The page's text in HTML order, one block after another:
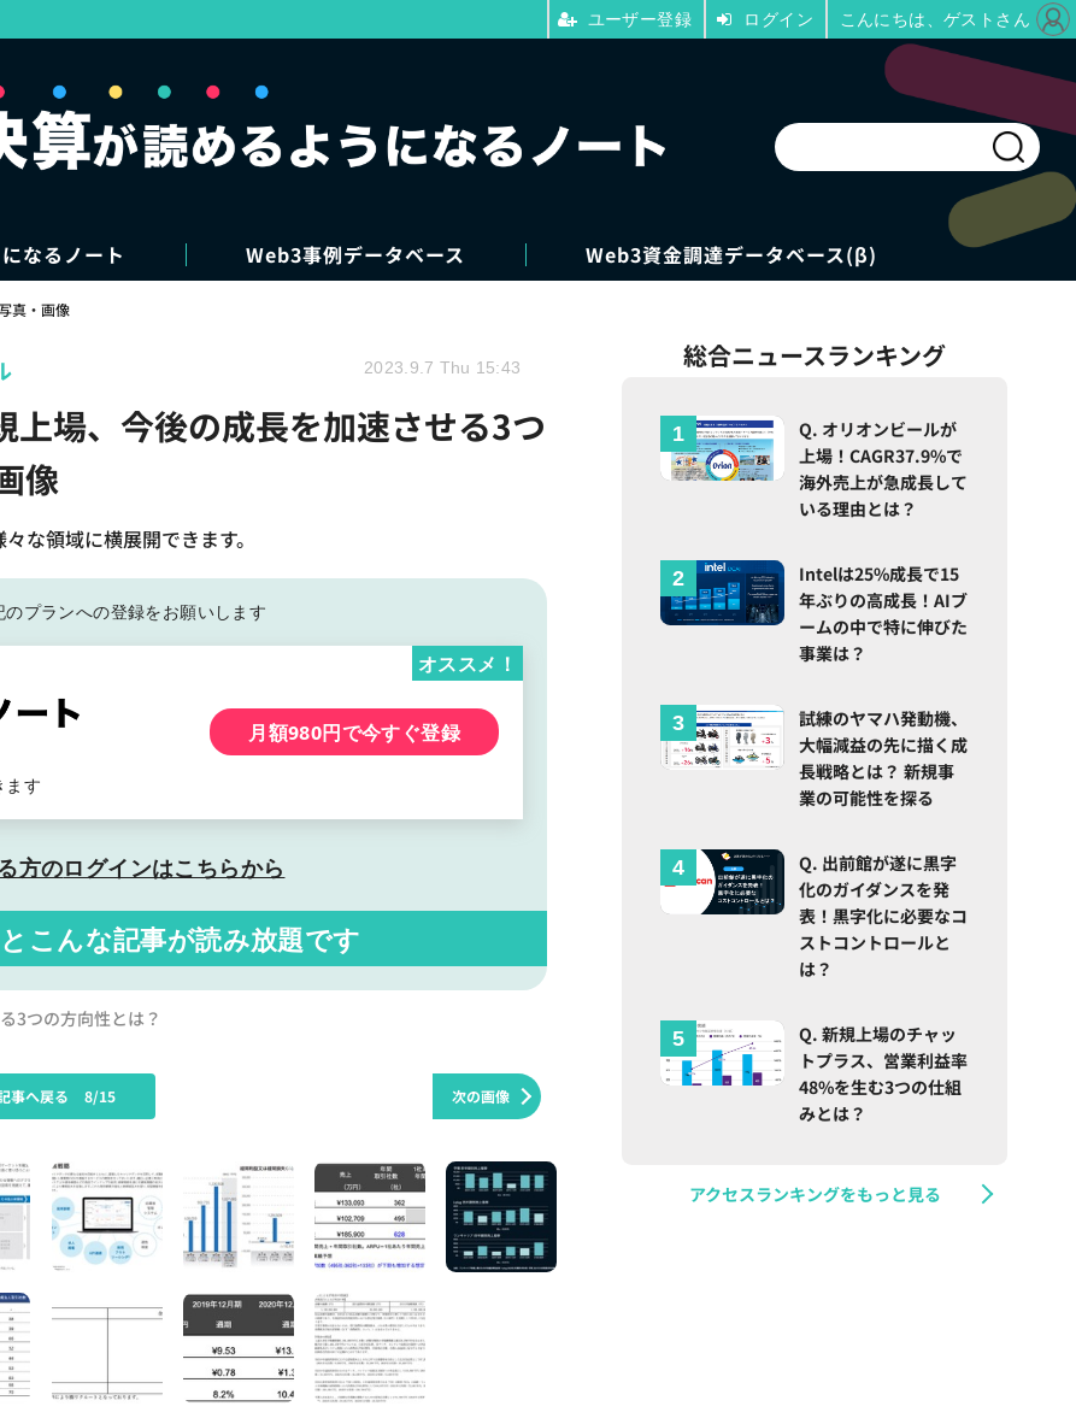
なるノート Web3事例データベース Web3資金調達データベース(β)
真・画像
上場、今後の成長を加速させる3つ
像
な領域に横展開できます。
2023.9.7 Thu 15:43
のプランへの登録をお願いします
ます
オススメ！
月額980円で今すぐ登録
方のログインはこちらから
こんな記事が読み放題です
3つの方向性とは？
次の画像
事へ戻る 8/15
総合ニュースランキング
Q. オリオンビールが
上場！CAGR37.9%で
海外売上が急成長して
いる理由とは？
Intelは25%成長で15
年ぶりの高成長！AIブ
ームの中で特に伸びた
事業は？
試練のヤマハ発動機、
大幅減益の先に描く成
長戦略とは？ 新規事
業の可能性を探る
Q. 出前館が遂に黒字
化のガイダンスを発
表！黒字化に必要なコ
ストコントロールと
は？
Q. 新規上場のチャッ
トプラス、営業利益率
48%を生む3つの仕組
みとは？
アクセスランキングをもっと見る
ユーザー登録 ログイン こんにちは、ゲストさん